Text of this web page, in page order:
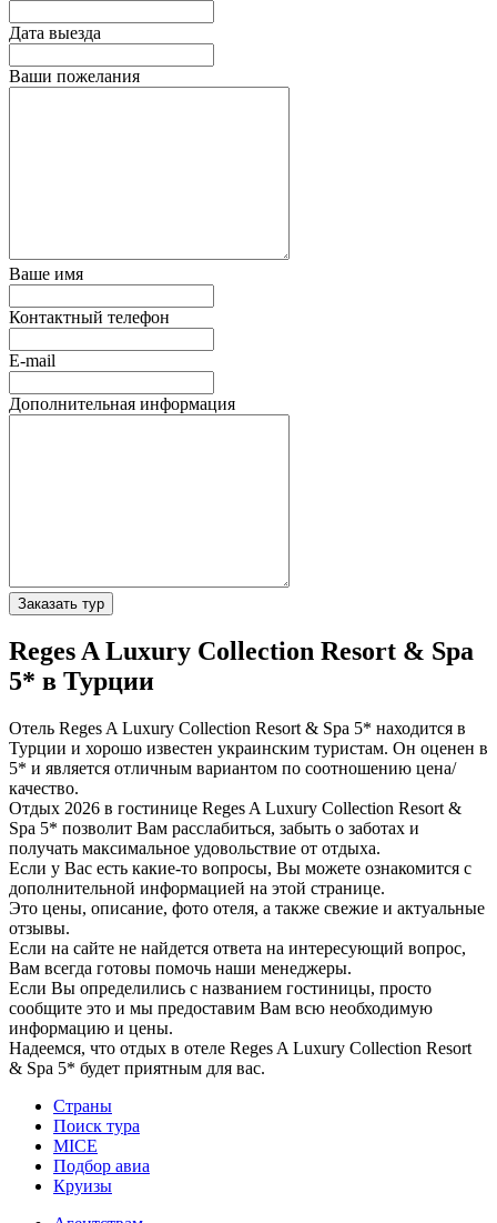
Дата выезда
Ваши пожелания
Ваше имя
Контактный телефон
E-mail
Дополнительная информация
Заказать тур
Reges A Luxury Collection Resort & Spa
5* в Турции
Отель Reges A Luxury Collection Resort & Spa 5* находится в
Турции и хорошо известен украинским туристам. Он оценен в
5* и является отличным вариантом по соотношению цена/
качество.
Отдых 2026 в гостинице Reges A Luxury Collection Resort &
Spa 5* позволит Вам расслабиться, забыть о заботах и
получать максимальное удовольствие от отдыха.
Если у Вас есть какие-то вопросы, Вы можете ознакомится с
дополнительной информацией на этой странице.
Это цены, описание, фото отеля, а также свежие и актуальные
отзывы.
Если на сайте не найдется ответа на интересующий вопрос,
Вам всегда готовы помочь наши менеджеры.
Если Вы определились с названием гостиницы, просто
сообщите это и мы предоставим Вам всю необходимую
информацию и цены.
Надеемся, что отдых в отеле Reges A Luxury Collection Resort
& Spa 5* будет приятным для вас.
Страны
Поиск тура
MICE
Подбор авиа
Круизы